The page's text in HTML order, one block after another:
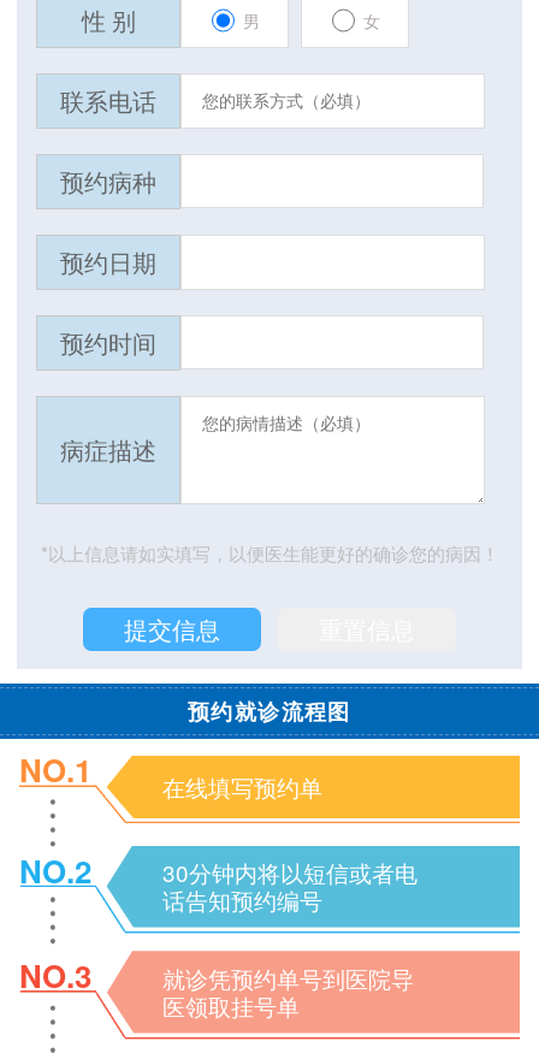
性 别 男 女
联系电话
预约病种
预约日期
预约时间
病症描述
*以上信息请如实填写，以便医生能更好的确诊您的病因！
预约就诊流程图
NO.1 在线填写预约单
NO.2
30分钟内将以短信或者电
话告知预约编号
NO.3
就诊凭预约单号到医院导
医领取挂号单